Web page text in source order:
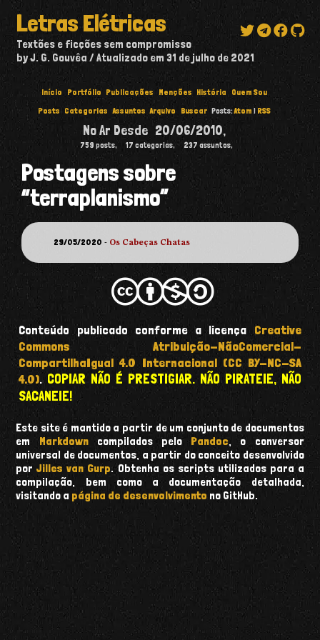
Letras Elétricas
Textões e ficções sem compromisso
by J. G. Gouvêa
Atualizado em31 de julho de 2021
Início Portfólio Publicações Menções História
Quem Sou
Posts Categorias Assuntos Arquivo Buscar Posts:Atom | RSS
No Ar Desde 20/06/2010,
759 posts, 17 categorias, 237 assuntos,
Postagens sobre
“terraplanismo”
29/05/2020 - Os Cabeças Chatas
Conteúdo publicado conforme a licença Creative
Commons Atribuição-NãoComercial-
CompartilhaIgual 4.0 Internacional (CC BY-NC-SA
4.0). COPIAR NÃO É PRESTIGIAR. NÃO PIRATEIE, NÃO
SACANEIE!
Este site é mantido a partir de um conjunto de documentos
em Markdowncompilados pelo Pandoc , o conversor
universal de documentos, a partir do conceito desenvolvido
porJilles van Gurp. Obtenha os scripts utilizados para a
compilação, bem como a documentação detalhada,
visitando a página de desenvolvimento no GitHub.